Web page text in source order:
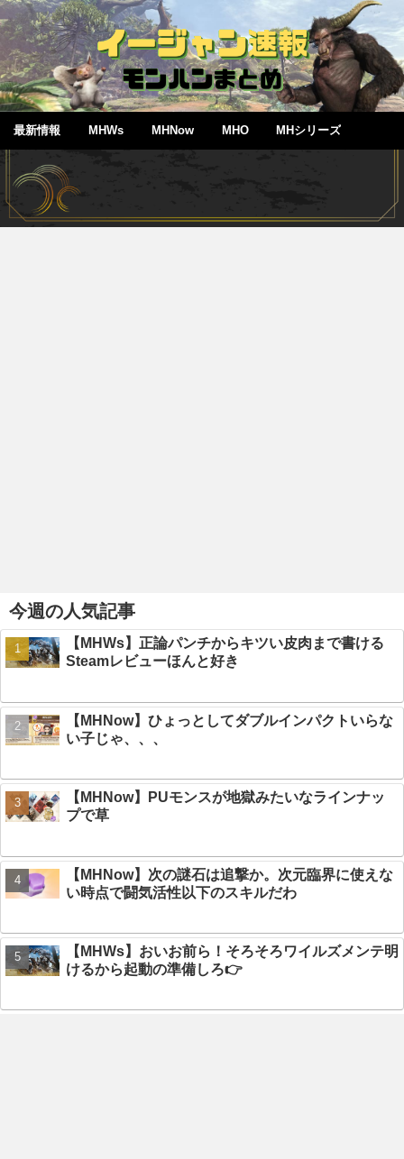
最新情報 MHWs MHNow MHO MHシリーズ
今週の人気記事
【MHWs】正論パンチからキツい皮肉まで書ける
Steamレビューほんと好き
【MHNow】ひょっとしてダブルインパクトいらな
い子じゃ、、、
【MHNow】PUモンスが地獄みたいなラインナッ
プで草
【MHNow】次の謎石は追撃か。次元臨界に使えな
い時点で闘気活性以下のスキルだわ
【MHWs】おいお前ら！そろそろワイルズメンテ明
けるから起動の準備しろ👉